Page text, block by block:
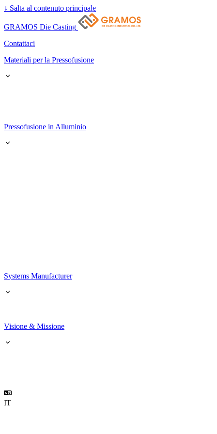
↓ Salta al contenuto principale
GRAMOS Die Casting
Contattaci
Materiali per la Pressofusione
Pressofusione in Alluminio
Systems Manufacturer
Visione & Missione
IT